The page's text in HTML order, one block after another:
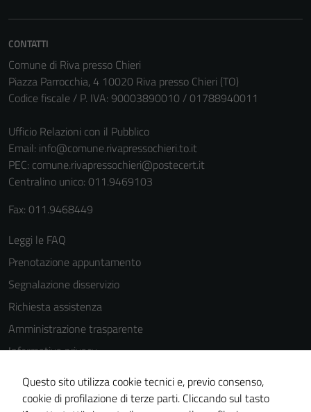
CONTATTI
Comune di Riva presso Chieri
Piazza Parrocchia, 4 10020 Riva presso Chieri (TO)
Codice fiscale / P. IVA: 90003890010 / 01788940011
Ufficio Relazioni con il Pubblico
Email: info@comune.rivapressochieri.to.it
PEC: comune.rivapressochieri@postecert.it
Centralino unico: 011.9469103
Fax: 011.9468449
Leggi le FAQ
Prenotazione appuntamento
Segnalazione disservizio
Richiesta assistenza
Amministrazione trasparente
Informativa privacy
Cookie Policy
Note legali
Questo sito utilizza cookie tecnici e, previo consenso,
cookie di profilazione di terze parti. Cliccando sul tasto